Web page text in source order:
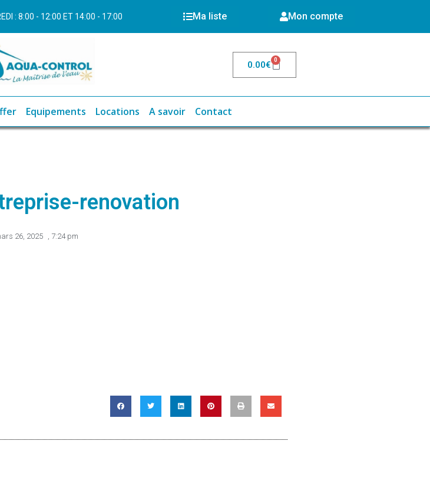
: 8:00 - 12:00 ET 14:00 - 17:00 Ma liste Mon compte
0.00€ 0
Equipements Locations A savoir Contact
renovation
26, 2025 7:24 pm